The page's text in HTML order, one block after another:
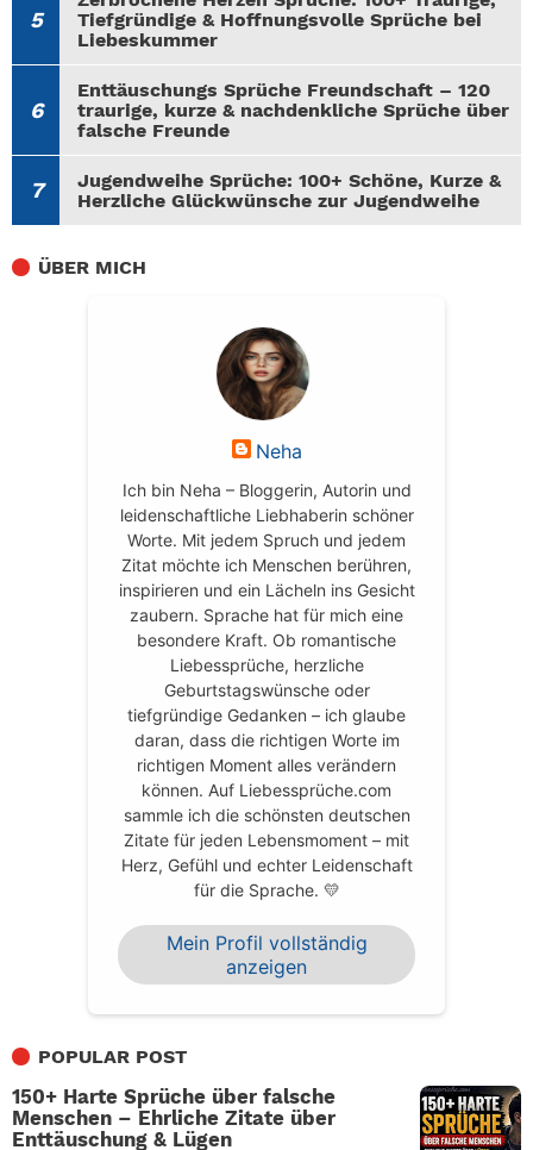
Tiefgründige & Hoffnungsvolle Sprüche bei
Liebeskummer
Enttäuschungs Sprüche Freundschaft – 120
traurige, kurze & nachdenkliche Sprüche über
falsche Freunde
Jugendweihe Sprüche: 100+ Schöne, Kurze &
Herzliche Glückwünsche zur Jugendweihe
ÜBER MICH
Neha
Ich bin Neha – Bloggerin, Autorin und
leidenschaftliche Liebhaberin schöner
Worte. Mit jedem Spruch und jedem
Zitat möchte ich Menschen berühren,
inspirieren und ein Lächeln ins Gesicht
zaubern. Sprache hat für mich eine
besondere Kraft. Ob romantische
Liebessprüche, herzliche
Geburtstagswünsche oder
tiefgründige Gedanken – ich glaube
daran, dass die richtigen Worte im
richtigen Moment alles verändern
können. Auf Liebessprüche.com
sammle ich die schönsten deutschen
Zitate für jeden Lebensmoment – mit
Herz, Gefühl und echter Leidenschaft
für die Sprache. 💛
Mein Profil vollständig
anzeigen
POPULAR POST
150+ Harte Sprüche über falsche
Menschen – Ehrliche Zitate über
Enttäuschung & Lügen